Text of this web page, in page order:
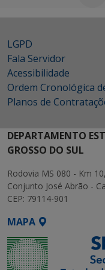
LGPD
Fala Servidor
Acessibilidade
Ordem Cronológica
Planos de
DEPARTAMENTO
GROSSO DO SUL
Rodovia MS 080 - Km
Conjunto José Abrão -
CEP: 79114-901
MAPA